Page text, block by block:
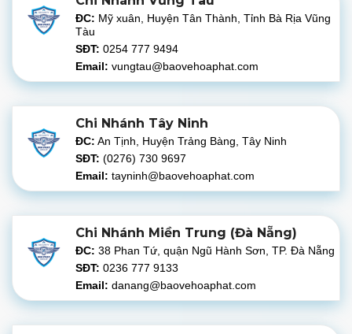
ĐC: Mỹ xuân, Huyện Tân Thành, Tỉnh Bà Rịa Vũng
Tàu
SĐT: 0254 777 9494
Email: vungtau@baovehoaphat.com
Chi Nhánh Tây Ninh
ĐC: An Tịnh, Huyện Trảng Bàng, Tây Ninh
SĐT: (0276) 730 9697
Email: tayninh@baovehoaphat.com
Chi Nhánh Miền Trung (Đà Nẵng)
ĐC: 38 Phan Tứ, quận Ngũ Hành Sơn, TP. Đà Nẵng
SĐT: 0236 777 9133
Email: danang@baovehoaphat.com